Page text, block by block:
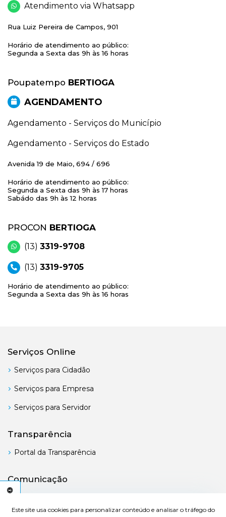
Este site usa cookies para personalizar conteúdo e analisar o tráfego do
Atendimento via Whatsapp
Rua Luiz Pereira de Campos, 901
Horário de atendimento ao público:
Segunda a Sexta das 9h às 16 horas
Poupatempo BERTIOGA
AGENDAMENTO
Agendamento - Serviços do Município
Agendamento - Serviços do Estado
Avenida 19 de Maio, 694 / 696
Horário de atendimento ao público:
Segunda a Sexta das 9h às 17 horas
Sabádo das 9h às 12 horas
PROCON BERTIOGA
(13) 3319-9708
(13) 3319-9705
Horário de atendimento ao público:
Segunda a Sexta das 9h às 16 horas
Serviços Online
Serviços para Cidadão
Serviços para Empresa
Serviços para Servidor
Transparência
Portal da Transparência
Comunicação